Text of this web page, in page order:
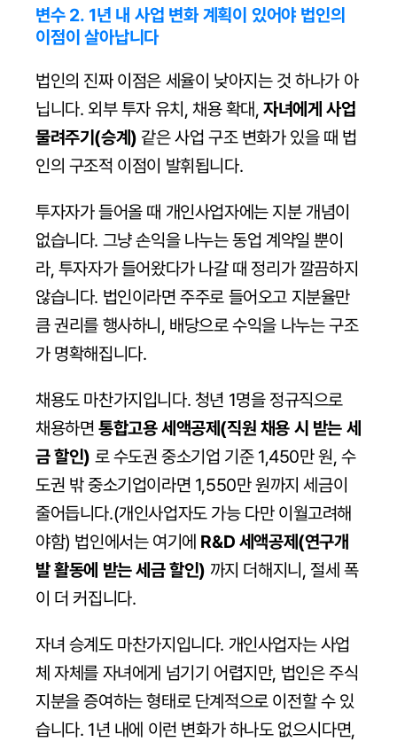
변수 2. 1년 내 사업 변화 계획이 있어야 법인의
이점이 살아납니다
법인의 진짜 이점은 세율이 낮아지는 것 하나가 아
닙니다. 외부 투자 유치, 채용 확대, 자녀에게 사업
물려주기(승계) 같은 사업 구조 변화가 있을 때 법
인의 구조적 이점이 발휘됩니다.
투자자가 들어올 때 개인사업자에는 지분 개념이
없습니다. 그냥 손익을 나누는 동업 계약일 뿐이
라, 투자자가 들어왔다가 나갈 때 정리가 깔끔하지
않습니다. 법인이라면 주주로 들어오고 지분율만
큼 권리를 행사하니, 배당으로 수익을 나누는 구조
가 명확해집니다.
채용도 마찬가지입니다. 청년 1명을 정규직으로
채용하면 통합고용 세액공제(직원 채용 시 받는 세
금 할인) 로 수도권 중소기업 기준 1,450만 원, 수
도권 밖 중소기업이라면 1,550만 원까지 세금이
줄어듭니다.(개인사업자도 가능 다만 이월고려해
야함) 법인에서는 여기에 R&D 세액공제(연구개
발 활동에 받는 세금 할인) 까지 더해지니, 절세 폭
이 더 커집니다.
자녀 승계도 마찬가지입니다. 개인사업자는 사업
체 자체를 자녀에게 넘기기 어렵지만, 법인은 주식
지분을 증여하는 형태로 단계적으로 이전할 수 있
습니다. 1년 내에 이런 변화가 하나도 없으시다면,